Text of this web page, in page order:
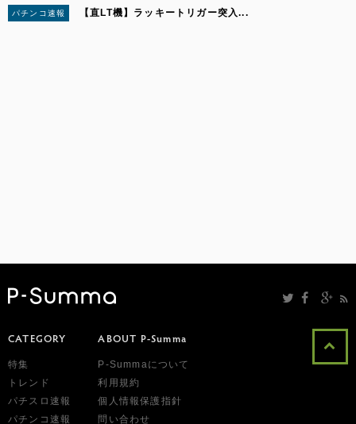
5
パチンコ速報 【直LT機】ラッキートリガー突入...
CATEGORY
特集
トレンド
パチスロ速報
パチンコ速報
ABOUT P-Summa
P-Summaについて
利用規約
個人情報保護指針
問い合わせ